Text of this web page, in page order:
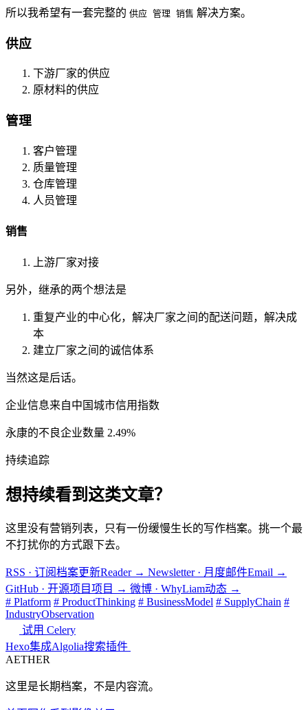
所以我希望有一套完整的 供应 管理 销售 解决方案。
供应
下游厂家的供应
原材料的供应
管理
客户管理
质量管理
仓库管理
人员管理
销售
上游厂家对接
另外，继承的两个想法是
重复产业的中心化，解决厂家之间的配送问题，解决成
本
建立厂家之间的诚信体系
当然这是后话。
企业信息来自中国城市信用指数
永康的不良企业数量 2.49%
持续追踪
想持续看到这类文章？
这里没有营销列表，只有一份缓慢生长的写作档案。挑一个最
不打扰你的方式跟下去。
RSS · 订阅档案更新Reader → Newsletter · 月度邮件Email →
GitHub · 开源项目项目 → 微博 · WhyLiam动态 →
# Platform # ProductThinking # BusinessModel # SupplyChain #
IndustryObservation
试用 Celery
Hexo集成Algolia搜索插件
AETHER
这里是长期档案，不是内容流。